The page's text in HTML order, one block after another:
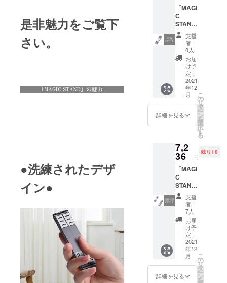
是非魅力をご覧下
さい。
●洗練されたデザ
イン●
が遅れ
る場合
があり
ます。
様は変
更にな
る可能
性もご
ざいま
す。ご
了承く
ださ
い。 ※
ご注文
状況、
使用部
材の供
給状
合等に
より出
荷時期
が遅れ
る場合
があり
ます。
「MAGI
C
STAND
」1セッ
ト
【税・
送料
込】
【一般
販売予
定価格
の5400
円から
10％オ
フ】 ※
デザイ
様は変
更にな
る可能
性もご
ざいま
す。ご
了承く
ださ
い。 ※
ご注文
状況、
使用部
材の供
給状
況、製
造工程
上の都
支援
者：
0人
お届
け予
定：
2021
年12
月
詳細を見る
こ
の
リ
タ
ー
ン
を
選
択
す
る
7,2
36 円
残り18
「MAGI
C
STAND
」2セッ
ト
【税・
送料
込】 25
名様限
定価
格！
【一般
販売予
定価格
支援
者：
7人
お届
け予
定：
2021
年12
月
詳細を見る
こ
の
リ
タ
ー
ン
を